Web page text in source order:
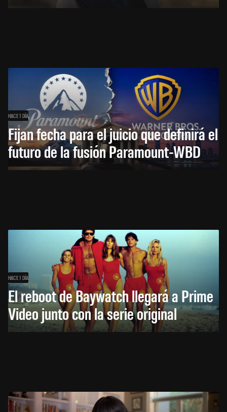
HACE 1 DÍA
Fijan fecha para el juicio que definirá el
futuro de la fusión Paramount-WBD
HACE 1 DÍA
El reboot de Baywatch llegará a Prime
Video junto con la serie original